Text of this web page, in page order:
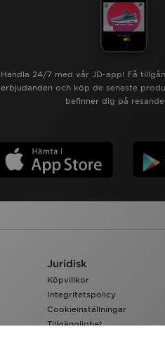
Handla 24/7 med vår JD-app! Få
erbjudanden och köp de senaste
befinner dig på resande
Juridisk
Köpvillkor
Integritetspolicy
Cookieinställningar
Tillgänglighet